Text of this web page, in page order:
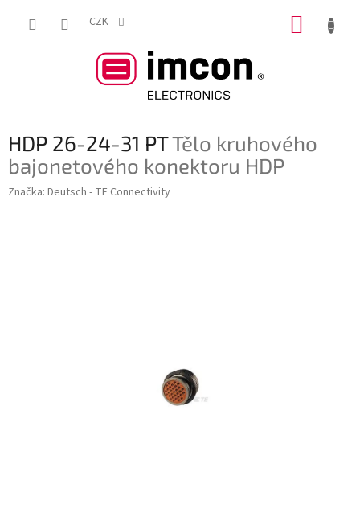
CZK
HDP 26-24-31 PTTělo kruhového
bajonetového konektoru HDP
Značka: Deutsch - TE Connectivity